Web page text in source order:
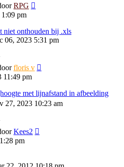
RPG
pm
niet onthouden bij .xls
06, 2023 5:31 pm
floris v
11:49 pm
met lijnafstand in afbeelding
27, 2023 10:23 am
Kees2
pm